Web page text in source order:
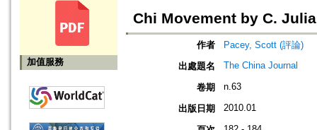
加值服務
Chi Movement by C.
作者
Pacey, Scott (評論)
出處題名
The China Journal
卷期 n.63
出版日期 2010.01